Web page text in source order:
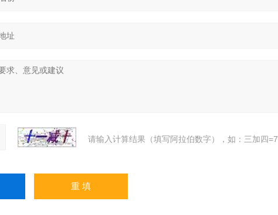
请输入计算结果（填写阿拉伯数字），如：三加四=7